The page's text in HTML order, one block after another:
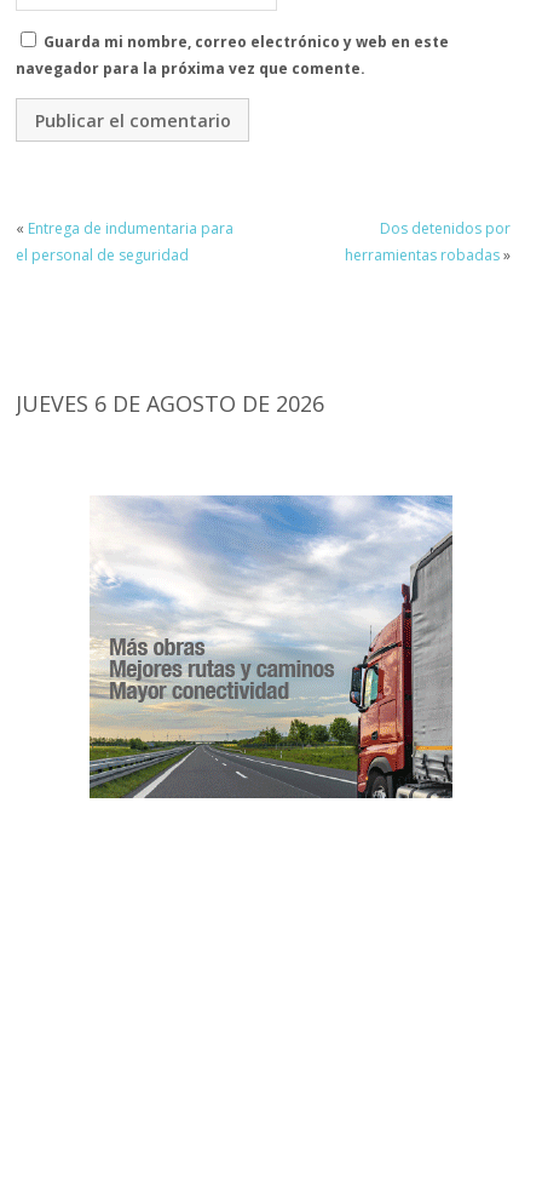
Guarda mi nombre, correo electrónico y web en este
navegador para la próxima vez que comente.
« Entrega de indumentaria para
el personal de seguridad
Dos detenidos por
herramientas robadas»
JUEVES 6 DE AGOSTO DE 2026